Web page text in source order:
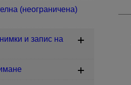
(неограничена)
и запис на